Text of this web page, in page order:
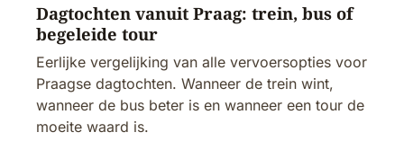
Dagtochten vanuit Praag: trein, bus of
begeleide tour
Eerlijke vergelijking van alle vervoersopties voor
Praagse dagtochten. Wanneer de trein wint,
wanneer de bus beter is en wanneer een tour de
moeite waard is.